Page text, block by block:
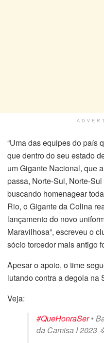
“Uma das equipes do país
que dentro do seu estado
um Gigante Nacional, que
passa, Norte-Sul, Norte-
buscando homenagear
Rio, o Gigante da Colina
lançamento do novo
Maravilhosa”, escreveu o
sócio torcedor mais antigo
Apesar o apoio, o time
lutando contra a degola na
Veja:
#QueHonraSer•
da Camisa I 2023